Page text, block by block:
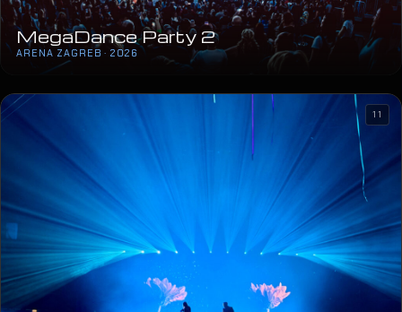
MegaDance Party 2
ARENA ZAGREB · 2026
11